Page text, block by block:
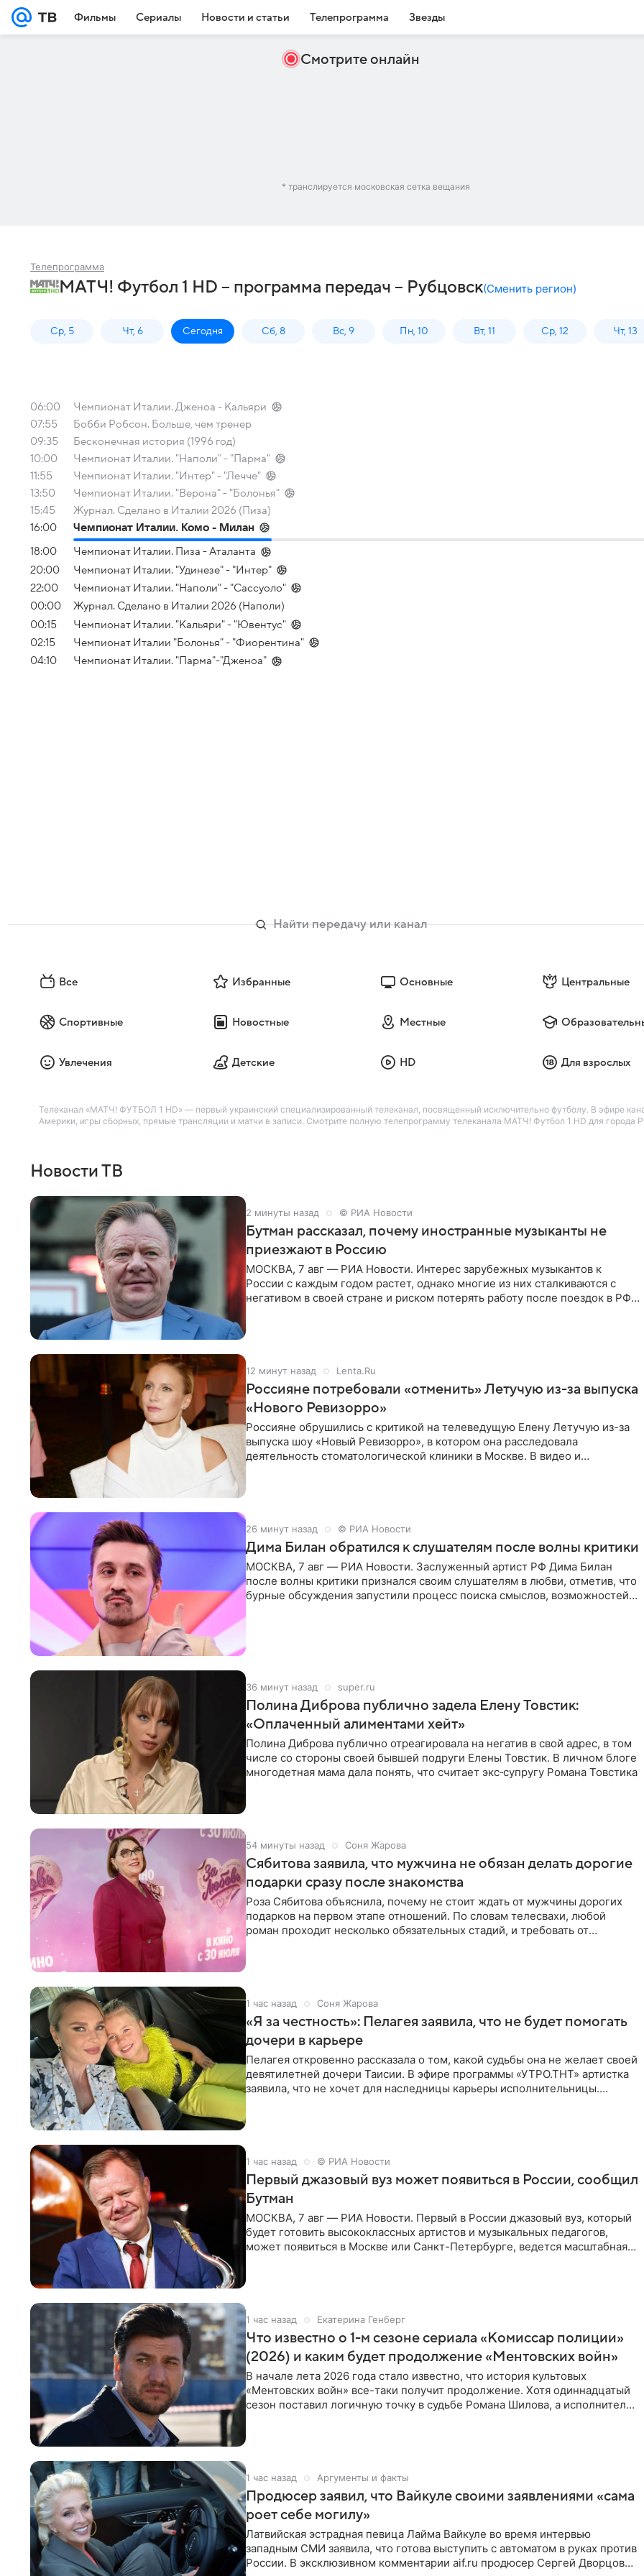
Фильмы Сериалы Новости и статьи Телепрограмма Звезды
Смотрите онлайн
* транслируется московская сетка вещания
Телепрограмма
МАТЧ! Футбол 1 HD – программа передач – Рубцовск(Сменить регион)
Ср, 5 Чт, 6 Сегодня Сб, 8 Вс, 9 Пн, 10 Вт, 11 Ср, 12 Чт, 13
06:00
Чемпионат Италии. Дженоа - Кальяри
07:55
Бобби Робсон. Больше, чем тренер
09:35
Бесконечная история (1996 год)
10:00
Чемпионат Италии. "Наполи" - "Парма"
11:55
Чемпионат Италии. "Интер" - "Лечче"
13:50
Чемпионат Италии. "Верона" - "Болонья"
15:45
Журнал. Сделано в Италии 2026 (Пиза)
16:00
Чемпионат Италии. Комо - Милан
18:00
Чемпионат Италии. Пиза - Аталанта
20:00
Чемпионат Италии. "Удинезе" - "Интер"
22:00
Чемпионат Италии. "Наполи" - "Сассуоло"
00:00
Журнал. Сделано в Италии 2026 (Наполи)
00:15
Чемпионат Италии. "Кальяри" - "Ювентус"
02:15
Чемпионат Италии "Болонья" - "Фиорентина"
04:10
Чемпионат Италии. "Парма"-"Дженоа"
Все Избранные Основные Центральные
Спортивные Новостные Местные
Увлечения Детские HD Для взрослых
Телеканал «МАТЧ! ФУТБОЛ 1 HD» — первый украинский специализированный телеканал, посвященный исключительно футболу. В эфире
Америки, игры сборных, прямые трансляции и матчи в записи. Смотрите полную телепрограмму телеканала МАТЧ! Футбол 1 HD для города
Новости ТВ
2 минуты назад © РИА Новости
Бутман рассказал, почему иностранные музыканты не
приезжают в Россию
МОСКВА, 7 авг — РИА Новости. Интерес зарубежных музыкантов к
России с каждым годом растет, однако многие из них сталкиваются с
негативом в своей стране и риском потерять работу после поездок в РФ,
12 минут назад Lenta.Ru
Россияне потребовали «отменить» Летучую из-за выпуска
«Нового Ревизорро»
Россияне обрушились с критикой на телеведущую Елену Летучую из-за
выпуска шоу «Новый Ревизорро», в котором она расследовала
деятельность стоматологической клиники в Москве. В видео и
26 минут назад © РИА Новости
Дима Билан обратился к слушателям после волны критики
МОСКВА, 7 авг — РИА Новости. Заслуженный артист РФ Дима Билан
после волны критики признался своим слушателям в любви, отметив, что
бурные обсуждения запустили процесс поиска смыслов, возможностей и
36 минут назад super.ru
Полина Диброва публично задела Елену Товстик:
«Оплаченный алиментами хейт»
Полина Диброва публично отреагировала на негатив в свой адрес, в том
числе со стороны своей бывшей подруги Елены Товстик. В личном блоге
многодетная мама дала понять, что считает экс‑супругу Романа Товстика
54 минуты назад Соня Жарова
Сябитова заявила, что мужчина не обязан делать дорогие
подарки сразу после знакомства
Роза Сябитова объяснила, почему не стоит ждать от мужчины дорогих
подарков на первом этапе отношений. По словам телесвахи, любой
роман проходит несколько обязательных стадий, и требовать от
1 час назад Соня Жарова
«Я за честность»: Пелагея заявила, что не будет помогать
дочери в карьере
Пелагея откровенно рассказала о том, какой судьбы она не желает своей
девятилетней дочери Таисии. В эфире программы «УТРО.ТНТ» артистка
заявила, что не хочет для наследницы карьеры исполнительницы.
1 час назад © РИА Новости
Первый джазовый вуз может появиться в России, сообщил
Бутман
МОСКВА, 7 авг — РИА Новости. Первый в России джазовый вуз, который
будет готовить высококлассных артистов и музыкальных педагогов,
может появиться в Москве или Санкт-Петербурге, ведется масштабная
1 час назад Екатерина Генберг
Что известно о 1-м сезоне сериала «Комиссар полиции»
(2026) и каким будет продолжение «Ментовских войн»
В начале лета 2026 года стало известно, что история культовых
«Ментовских войн» все-таки получит продолжение. Хотя одиннадцатый
сезон поставил логичную точку в судьбе Романа Шилова, а исполнитель
1 час назад Аргументы и факты
Продюсер заявил, что Вайкуле своими заявлениями «сама
роет себе могилу»
Латвийская эстрадная певица Лайма Вайкуле во время интервью
западным СМИ заявила, что готова выступить с автоматом в руках против
России. В эксклюзивном комментарии aif.ru продюсер Сергей Дворцов